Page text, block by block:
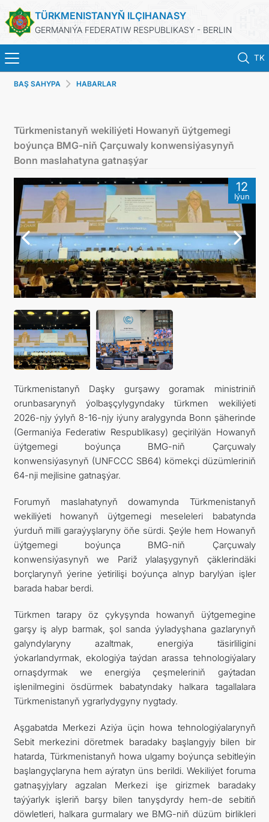
TÜRKMENISTANYŇ ILÇIHANASY
GERMANIÝA FEDERATIW RESPUBLIKASY - BERLIN
TK
BAŞ SAHYPA
TÜRKMENISTANYŇ DIM
TÜRKMENISTAN
KONSULLYK BÖLÜMI
TÜRKMENISTANDA MAÝA GOÝUMLAR
ARAGATNAŞYK
BAŞ SAHYPA HABARLAR
Türkmenistanyň wekiliýeti Howanyň üýtgemegi
boýunça BMG-niň Çarçuwaly konwensiýasynyň
Bonn maslahatyna gatnaşýar
12
Iýun
Türkmenistanyň Daşky gurşawy goramak ministriniň
orunbasarynyň ýolbaşçylygyndaky türkmen wekiliýeti
2026-njy ýylyň 8-16-njy iýuny aralygynda Bonn şäherinde
(Germaniýa Federatiw Respublikasy) geçirilýän Howanyň
üýtgemegi boýunça BMG-niň Çarçuwaly
konwensiýasynyň (UNFCCC SB64) kömekçi düzümleriniň
64-nji mejlisine gatnaşýar.
Forumyň maslahatynyň dowamynda Türkmenistanyň
wekiliýeti howanyň üýtgemegi meseleleri babatynda
ýurduň milli garaýyşlaryny öňe sürdi. Şeýle hem Howanyň
üýtgemegi boýunça BMG-niň Çarçuwaly
konwensiýasynyň we Pariž ylalaşygynyň çäklerindäki
borçlarynyň ýerine ýetirilişi boýunça alnyp barylýan işler
barada habar berdi.
Türkmen tarapy öz çykyşynda howanyň üýtgemegine
garşy iş alyp barmak, şol sanda ýyladyşhana gazlarynyň
galyndylaryny azaltmak, energiýa täsirliligini
ýokarlandyrmak, ekologiýa taýdan arassa tehnologiýalary
ornaşdyrmak we energiýa çeşmeleriniň gaýtadan
işlenilmegini ösdürmek babatyndaky halkara tagallalara
Türkmenistanyň ygrarlydygyny nygtady.
Aşgabatda Merkezi Aziýa üçin howa tehnologiýalarynyň
Sebit merkezini döretmek baradaky başlangyjy bilen bir
hatarda, Türkmenistanyň howa ulgamy boýunça sebitleýin
başlangyçlaryna hem aýratyn üns berildi. Wekiliýet foruma
gatnaşyjylary agzalan Merkezi işe girizmek baradaky
taýýarlyk işleriň barşy bilen tanyşdyrdy hem-de sebitiň
döwletleri, halkara gurmalary we BMG-niň düzüm birlikleri